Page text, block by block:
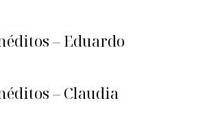
– Eduardo
– Claudia